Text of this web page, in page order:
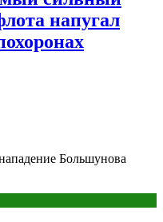
напугал
Большунова